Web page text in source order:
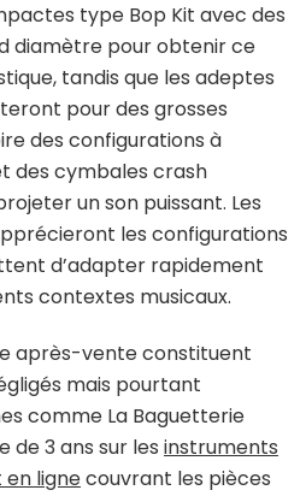
type Bop Kit avec des
diamètre pour obtenir ce
tandis que les adeptes
pour des grosses
des configurations à
des cymbales crash
un son puissant. Les
les configurations
d’adapter rapidement
contextes musicaux.
après-vente constituent
mais pourtant
comme La Baguetterie
de 3 ans sur les instruments
lignecouvrant les pièces